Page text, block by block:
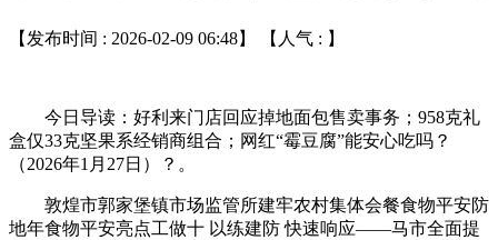
【发布时间 : 2026-02-09 06:48】 【人气 : 】
今日导读：好利来门店回应掉地面包售卖事务；958克礼
盒仅33克坚果系经销商组合；网红“霉豆腐”能安心吃吗？
（2026年1月27日）？。
敦煌市郭家堡镇市场监管所建牢农村集体会餐食物平安防
地年食物平安亮点工做十 以练建防 快速响应——马市全面提